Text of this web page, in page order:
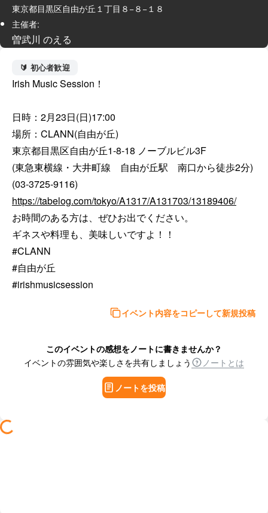
東京都目黒区自由が丘１丁目８−８−１８
主催者:
曽武川 のえる
🔰 初心者歓迎
Irish Music Session！
日時：2月23日(日)17:00
場所：CLANN(自由が丘)
東京都目黒区自由が丘1-8-18 ノーブルビル3F
(東急東横線・大井町線　自由が丘駅　南口から徒歩2分)
https://tabelog.com/tokyo/A1317/A131703/13189406/
お時間のある方は、ぜひお出でください。
ギネスや料理も、美味しいですよ！！
#CLANN
#自由が丘
#irishmusicsession
イベント内容をコピーして新規投稿
このイベントの感想をノートに書きませんか？
イベントの雰囲気や楽しさを共有しましょう
ノートとは
ノートを投稿